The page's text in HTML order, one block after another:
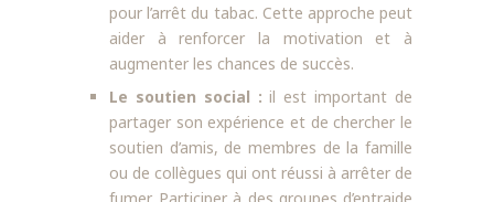
pour l’arrêt du tabac. Cette approche peut
aider à renforcer la motivation et à
augmenter les chances de succès.
Le soutien social : il est important de
partager son expérience et de chercher le
soutien d’amis, de membres de la famille
ou de collègues qui ont réussi à arrêter de